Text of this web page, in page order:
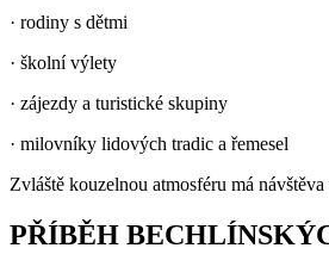
· rodiny s dětmi
· školní výlety
· zájezdy a turistické skupiny
· milovníky lidových tradic a řemesel
Zvláště kouzelnou atmosféru má
PŘÍBĚH